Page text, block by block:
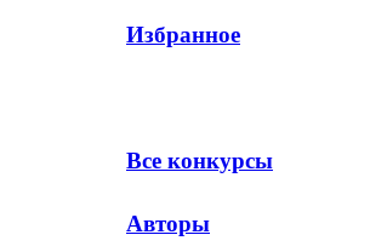
Избранное
Все конкурсы
Авторы